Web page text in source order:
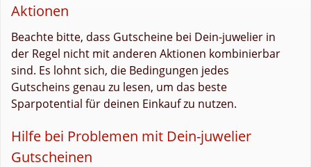
Aktionen
Beachte bitte, dass Gutscheine bei Dein-juwelier in
der Regel nicht mit anderen Aktionen kombinierbar
sind. Es lohnt sich, die Bedingungen jedes
Gutscheins genau zu lesen, um das beste
Sparpotential für deinen Einkauf zu nutzen.
Hilfe bei Problemen mit Dein-juwelier
Gutscheinen